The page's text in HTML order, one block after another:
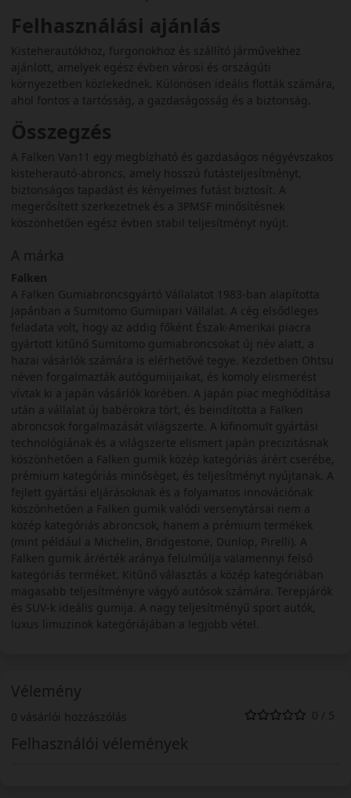
Felhasználási ajánlás
Kisteherautókhoz, furgonokhoz és szállító járművekhez
ajánlott, amelyek egész évben városi és országúti
környezetben közlekednek. Különösen ideális flották számára,
ahol fontos a tartósság, a gazdaságosság és a biztonság.
Összegzés
A Falken Van11 egy megbízható és gazdaságos négyévszakos
kisteherautó-abroncs, amely hosszú futásteljesítményt,
biztonságos tapadást és kényelmes futást biztosít. A
megerősített szerkezetnek és a 3PMSF minősítésnek
köszönhetően egész évben stabil teljesítményt nyújt.
A márka
Falken
A Falken Gumiabroncsgyártó Vállalatot 1983-ban alapította
Japánban a Sumitomo Gumiipari Vállalat. A cég elsődleges
feladata volt, hogy az addig főként Észak-Amerikai piacra
gyártott kitűnő Sumitomo gumiabroncsokat új név alatt, a
hazai vásárlók számára is elérhetővé tegye. Kezdetben Ohtsu
néven forgalmazták autógumiijaikat, és komoly elismerést
vívtak ki a japán vásárlók körében. A japán piac meghódítása
után a vállalat új babérokra tört, és beindította a Falken
abroncsok forgalmazását világszerte. A kifinomult gyártási
technológiának és a világszerte elismert japán precizitásnak
köszönhetően a Falken gumik közép kategóriás árért cserébe,
prémium kategóriás minőséget, és teljesítményt nyújtanak. A
fejlett gyártási eljárásoknak és a folyamatos innovációnak
köszönhetően a Falken gumik valódi versenytársai nem a
közép kategóriás abroncsok, hanem a prémium termékek
(mint például a Michelin, Bridgestone, Dunlop, Pirelli). A
Falken gumik ár/érték aránya felülmúlja valamennyi felső
kategóriás terméket. Kitűnő választás a közép kategóriában
magasabb teljesítményre vágyó autósok számára. Terepjárók
és SUV-k ideális gumija. A nagy teljesítményű sport autók,
luxus limuzinok kategóriájában a legjobb vétel.
Vélemény
0 vásárlói hozzászólás 0 / 5
Felhasználói vélemények